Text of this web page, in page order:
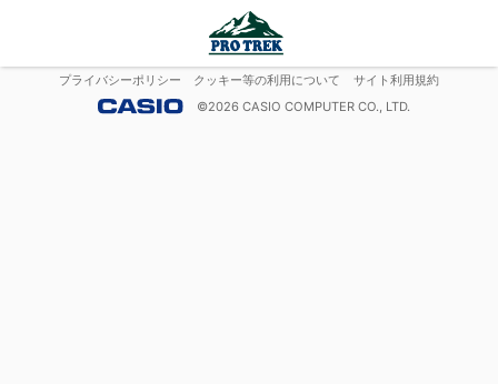
プライバシーポリシー クッキー等の利用について
サイト利用規約
©2026 CASIO COMPUTER CO., LTD.